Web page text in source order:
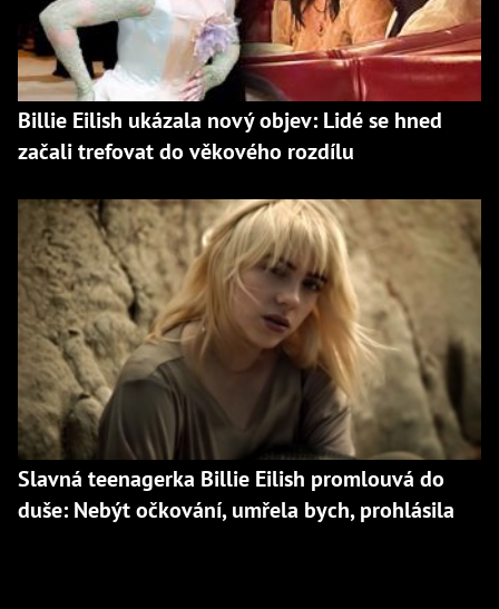
Billie Eilish ukázala nový objev: Lidé se hned
začali trefovat do věkového rozdílu
Slavná teenagerka Billie Eilish promlouvá do
duše: Nebýt očkování, umřela bych, prohlásila